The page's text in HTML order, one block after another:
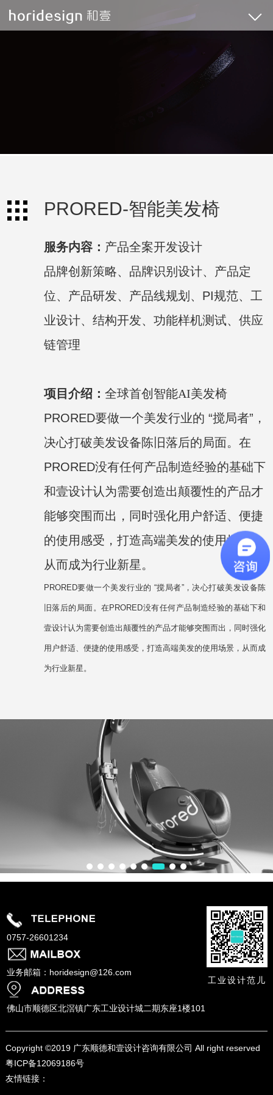
PRORED-智能美发椅
服务内容： 产品全案开发设计
品牌创新策略、品牌识别设计、产品定
位、产品研发、产品线规划、PI规范、工
业设计、结构开发、功能样机测试、供应
链管理
项目介绍： 全球首创智能AI美发椅
PRORED要做一个美发行业的 “搅局者”，
决心打破美发设备陈旧落后的局面。在
PRORED没有任何产品制造经验的基础下
和壹设计认为需要创造出颠覆性的产品才
能够突围而出，同时强化用户舒适、便捷
的使用感受，打造高端美发的使用场景，
从而成为行业新星。
PRORED要做一个美发行业的 “搅局者”，决心打破美发设备陈
旧落后的局面。在PRORED没有任何产品制造经验的基础下和
壹设计认为需要创造出颠覆性的产品才能够突围而出，同时强化
用户舒适、便捷的使用感受，打造高端美发的使用场景，从而成
为行业新星。
0757-26601234
业务邮箱：horidesign@126.com
佛山市顺德区北滘镇广东工业设计城二期东座1楼101
Copyright ©2019 广东顺德和壹设计咨询有限公司 All right reserved
粤ICP备12069186号
友情链接：
工业设计范儿